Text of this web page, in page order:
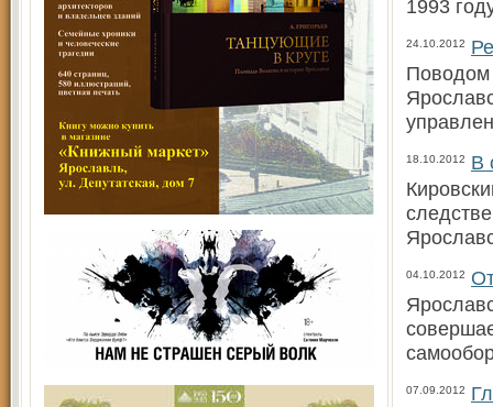
1993
24.10.2012
Поводом
18.10.2012
В
04.10.2012
07.09.2012